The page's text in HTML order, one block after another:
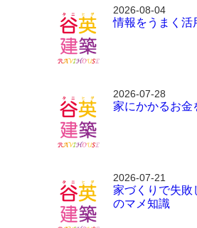
2026-08-04
情報をうまく活
2026-07-28
家にかかるお金
2026-07-21
家づくりで失敗
のマメ知識